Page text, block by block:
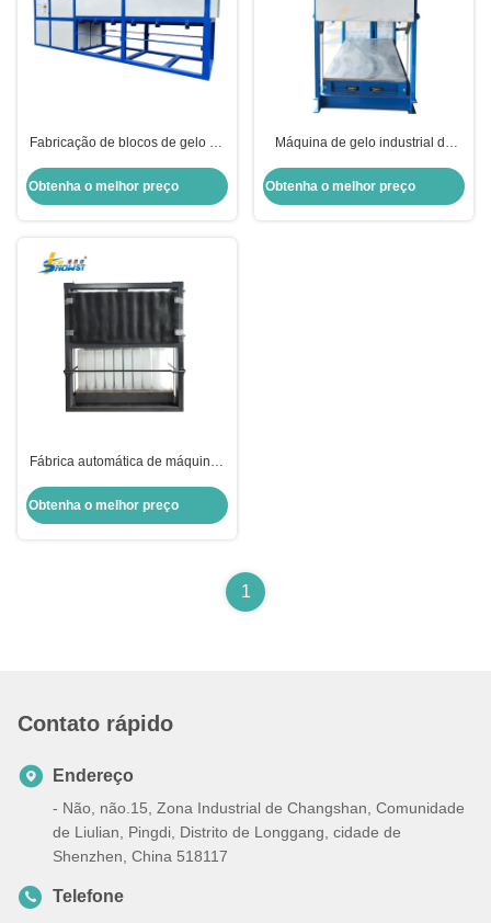
Fabricação de blocos de gelo de
blocos de gelo comerciais 80KW
Obtenha o melhor preço
Máquina de gelo industrial de
toneladas 380 V
Obtenha o melhor preço
Fábrica automática de máquinas
industrial de 15 toneladas 50 kg
Obtenha o melhor preço
1
Contato rápido
Endereço
- Não, não.15, Zona Industrial de Changshan, Comunidade
de Liulian, Pingdi, Distrito de Longgang, cidade de
Shenzhen, China 518117
Telefone